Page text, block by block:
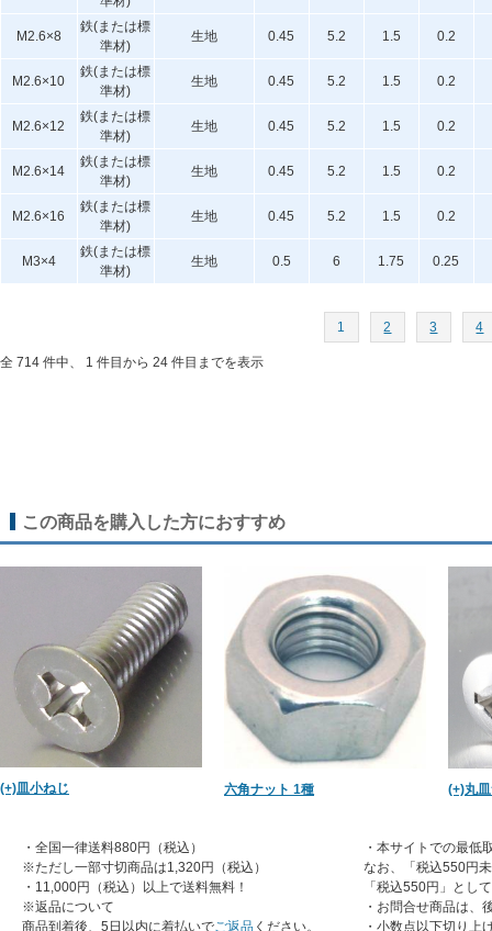
M2.6×8
鉄(または標
準材)
生地 0.45 5.2 1.5 0.2
M2.6×10
鉄(または標
準材)
生地 0.45 5.2 1.5 0.2
M2.6×12
鉄(または標
準材)
生地 0.45 5.2 1.5 0.2
M2.6×14
鉄(または標
準材)
生地 0.45 5.2 1.5 0.2
M2.6×16
鉄(または標
準材)
生地 0.45 5.2 1.5 0.2
M3×4
鉄(または標
準材)
生地 0.5 6 1.75 0.25
1 2 3 4
全 714 件中、 1 件目から 24 件目までを表示
この商品を購入した方におすすめ
(+)皿小ねじ 六角ナット 1種 (+)丸
・全国一律送料880円（税込）
※ただし一部寸切商品は1,320円（税込）
・11,000円（税込）以上で送料無料！
※返品について
商品到着後、5日以内に着払いでご返品 ください。
・本サイトでの最低
なお、「税込550円
「税込550円」とし
・お問合せ商品は、
・小数点以下切り上